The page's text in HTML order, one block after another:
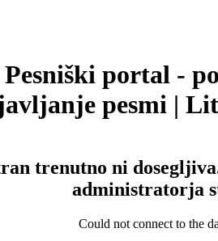
Pesniški portal -
pesmi |
trenutno ni
administratorja
Could not connect to the